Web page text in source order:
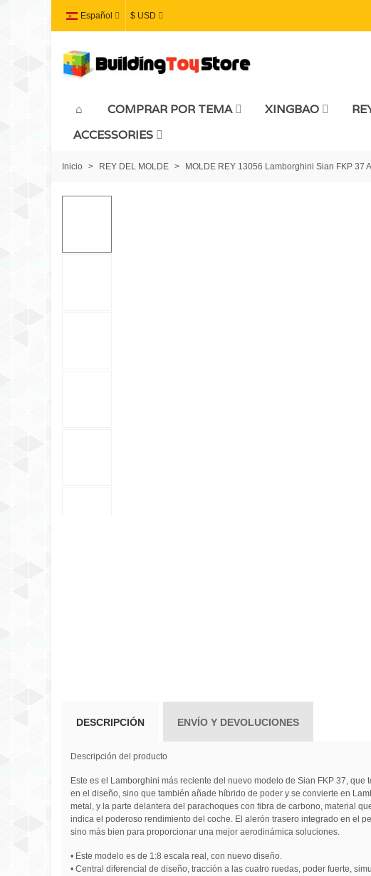
Español $ USD
COMPRAR POR TEMA XINGBAO
ACCESSORIES
Inicio > REY DEL MOLDE > MOLDE REY 13056 Lamborghini Sian FKP
DESCRIPCIÓN ENVÍO Y DEVOLUCIONES
Descripción del producto
Este es el Lamborghini más reciente del nuevo modelo de Sian FKP 37,
en el diseño, sino que también añade híbrido de poder y se convierte en
metal, y la parte delantera del parachoques con fibra de carbono, material
indica el poderoso rendimiento del coche. El alerón trasero integrado en el
sino más bien para proporcionar una mejor aerodinámica soluciones.
• Este modelo es de 1:8 escala real, con nuevo diseño.
• Central diferencial de diseño, tracción a las cuatro ruedas, poder fuerte,